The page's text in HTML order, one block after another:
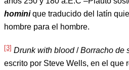
hominique traducido del latín
hombre para el hombre.
[3] Drunk with blood/Borracho de
escrito por Steve Wells, en el que